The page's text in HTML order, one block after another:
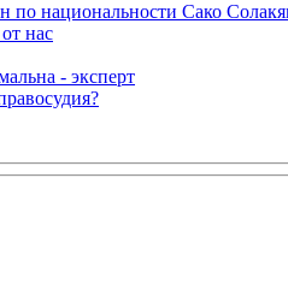
по национальности Сако
нас
- эксперт